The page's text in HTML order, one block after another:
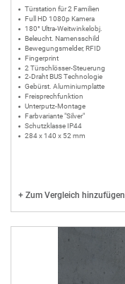
Türstation für 2 Familien
Full HD 1080p Kamera
180° Ultra-Weitwinkelobj.
Beleucht. Namensschild
Bewegungsmelder, RFID
Fingerprint
2 Türschlösser-Steuerung
2-Draht BUS Technologie
Gebürst. Aluminiumplatte
Freisprechfunktion
Unterputz-Montage
Farbvariante "Silver"
Schutzklasse IP44
284 x 140 x 52 mm
+ Zum Vergleich hinzufügen